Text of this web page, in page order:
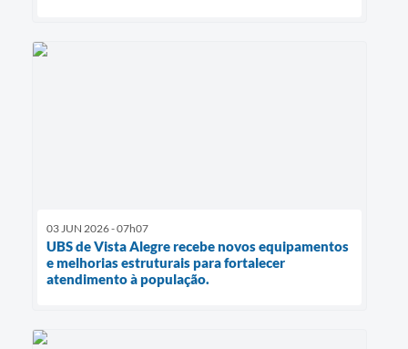
03 JUN 2026 - 07h07
UBS de Vista Alegre recebe novos equipamentos
e melhorias estruturais para fortalecer
atendimento à população.